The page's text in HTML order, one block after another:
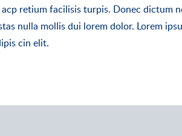
retium facilisis turpis. Donec dictum
nulla mollis dui lorem dolor. Lorem
cin elit.